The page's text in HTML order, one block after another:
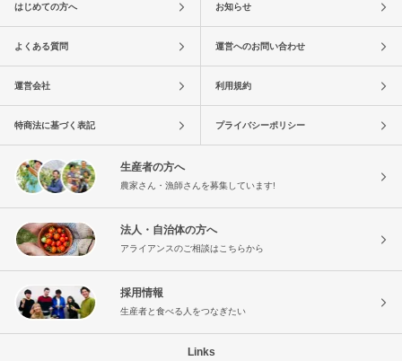
はじめての方へ お知らせ
よくある質問 運営へのお問い合わせ
運営会社 利用規約
特商法に基づく表記 プライバシーポリシー
生産者の方へ
農家さん・漁師さんを募集しています!
法人・自治体の方へ
アライアンスのご相談はこちらから
採用情報
生産者と食べる人をつなぎたい
Links